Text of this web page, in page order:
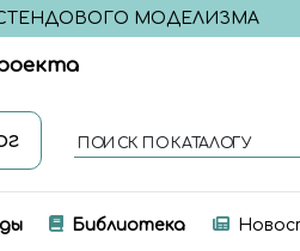
МОДЕЛИЗМА
ПОИСК ПО КАТАЛОГУ
Библиотека